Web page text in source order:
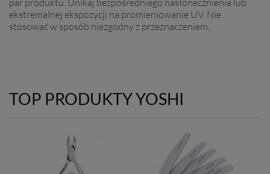
ekstremalnej ekspozycji na promieniowanie UV. Nie
stosować w sposób niezgodny z przeznaczeniem.
TOP PRODUKTY YOSHI